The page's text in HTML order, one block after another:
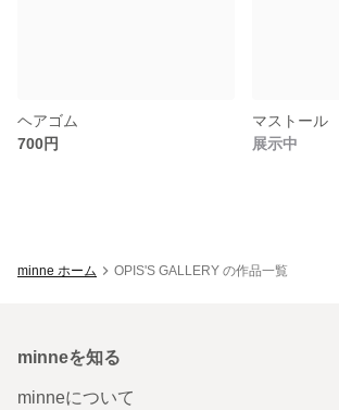
ヘアゴム
700円
マストール
展示中
minne ホーム OPIS'S GALLERY の作品一覧
minneを知る
minneについて